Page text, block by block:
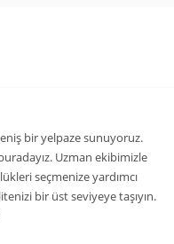
bir yelpaze sunuyoruz.
Uzman ekibimizle
seçmenize yardımcı
bir üst seviyeye taşıyın.